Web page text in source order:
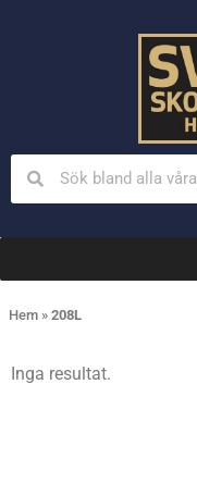
Hem » 208L
Inga resultat.